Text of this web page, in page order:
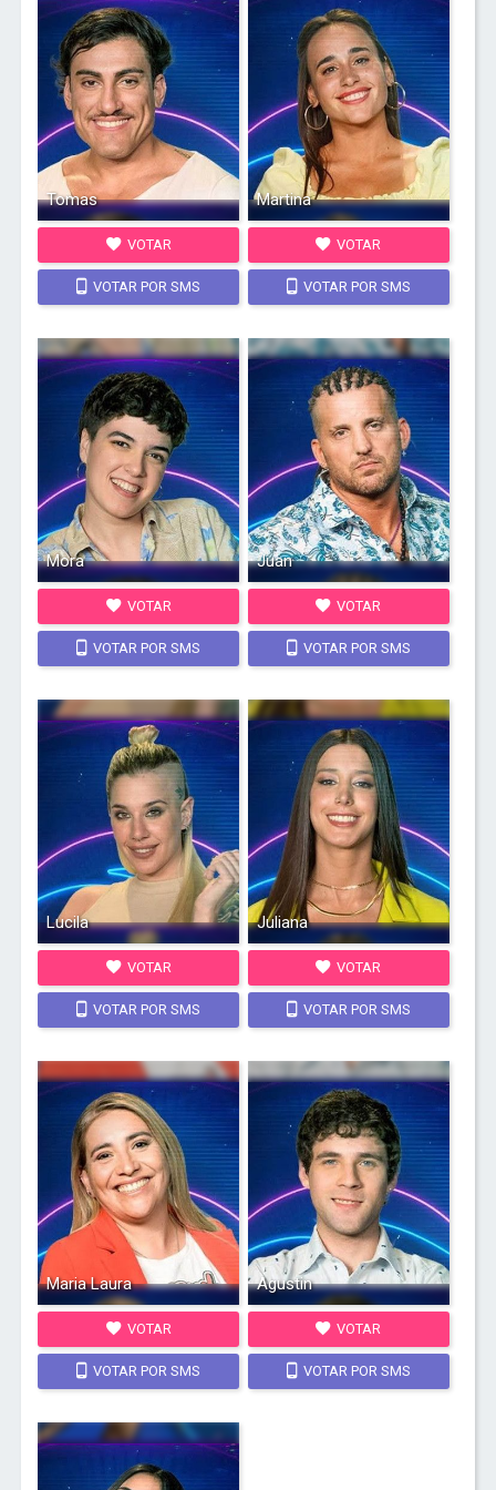
Tomas
VOTAR
VOTAR POR SMS
Martina
VOTAR
VOTAR POR SMS
Mora
VOTAR
VOTAR POR SMS
Juan
VOTAR
VOTAR POR SMS
Lucila
VOTAR
VOTAR POR SMS
Juliana
VOTAR
VOTAR POR SMS
Maria Laura
VOTAR
VOTAR POR SMS
Agustin
VOTAR
VOTAR POR SMS